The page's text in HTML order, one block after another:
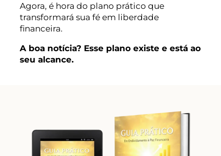
Agora, é hora do plano prático que
transformará sua fé em liberdade
financeira.
A boa notícia? Esse plano existe e está ao
seu alcance.